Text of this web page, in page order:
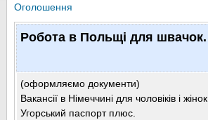
Оголошення
Робота в Польщі для швачок.
(оформляємо документи)
Вакансії в Німеччині для чоловіків і жінок
Угорський паспорт плюс.